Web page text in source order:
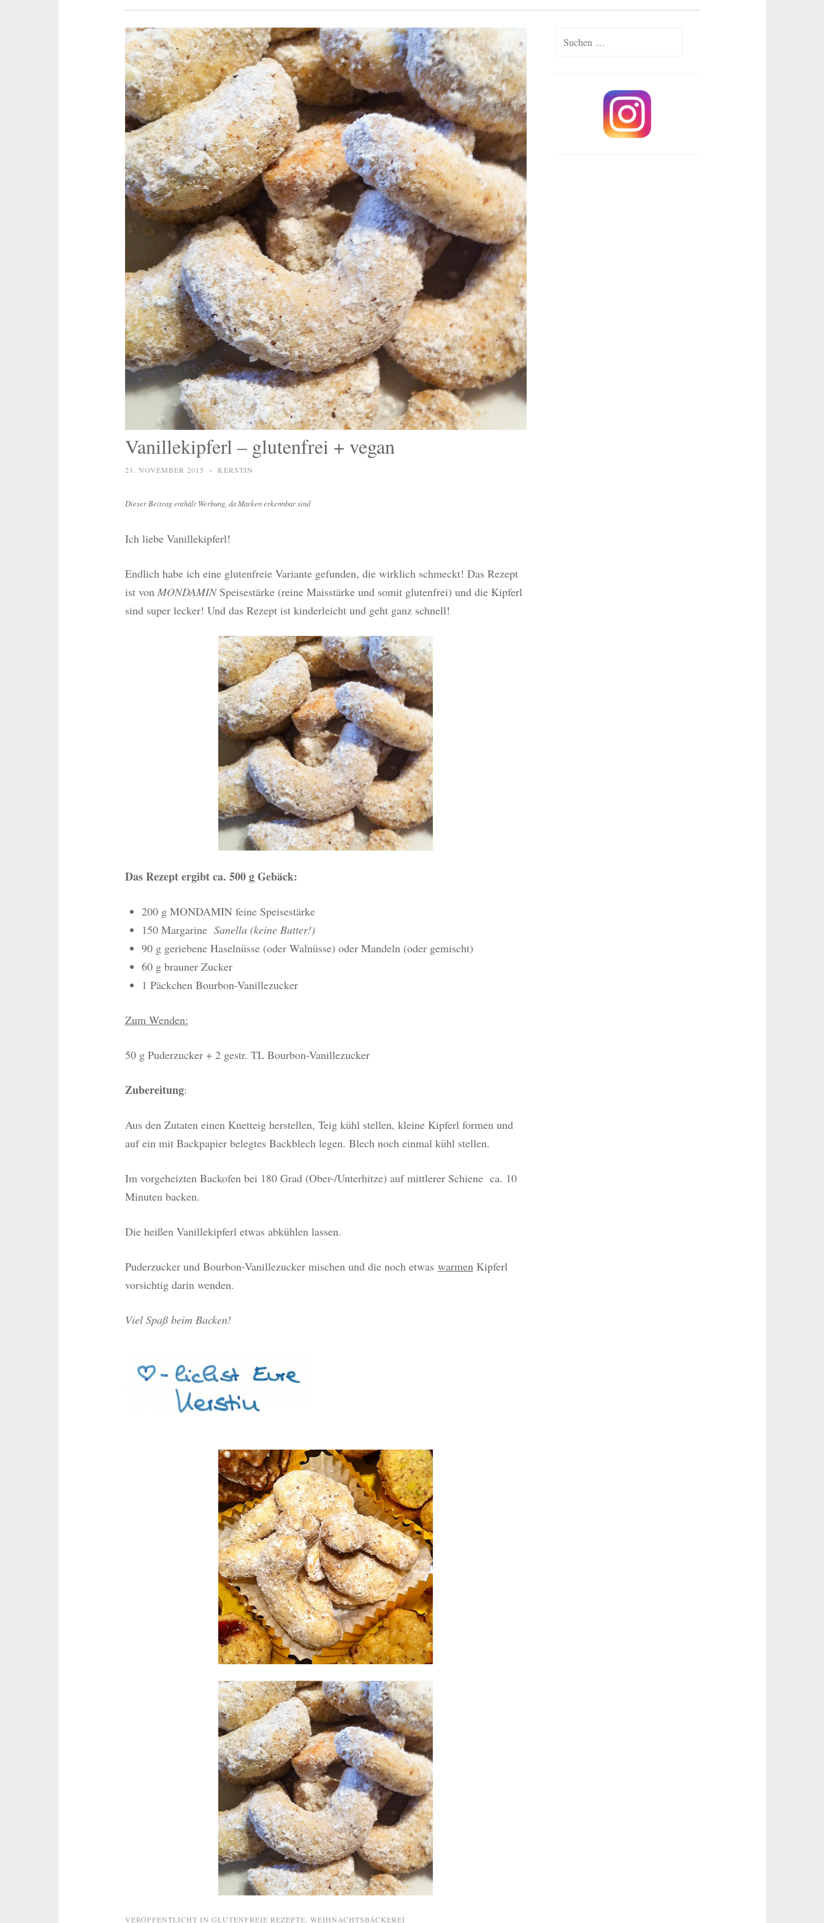
Vanillekipferl – glutenfrei + vegan
21. NOVEMBER 2015 ~ KERSTIN
Dieser Beitrag enthält Werbung, da Marken erkennbar sind
Ich liebe Vanillekipferl!
Endlich habe ich eine glutenfreie Variante gefunden, die wirklich schmeckt! Das Rezept
ist von MONDAMINSpeisestärke (reine Maisstärke und somit glutenfrei) und die Kipferl
sind super lecker! Und das Rezept ist kinderleicht und geht ganz schnell!
Das Rezept ergibt ca. 500 g Gebäck:
200 g MONDAMIN feine Speisestärke
150 Margarine Sanella (keine Butter!)
90 g geriebene Haselnüsse (oder Walnüsse) oder Mandeln (oder gemischt)
60 g brauner Zucker
1 Päckchen Bourbon-Vanillezucker
Zum Wenden:
50 g Puderzucker + 2 gestr. TL Bourbon-Vanillezucker
Zubereitung:
Aus den Zutaten einen Knetteig herstellen, Teig kühl stellen, kleine Kipferl formen und
auf ein mit Backpapier belegtes Backblech legen. Blech noch einmal kühl stellen.
Im vorgeheizten Backofen bei 180 Grad (Ober-/Unterhitze) auf mittlerer Schiene ca. 10
Minuten backen.
Die heißen Vanillekipferl etwas abkühlen lassen.
Puderzucker und Bourbon-Vanillezucker mischen und die noch etwas warmenKipferl
vorsichtig darin wenden.
Viel Spaß beim Backen!
VERÖFFENTLICHT IN GLUTENFREIE REZEPTE WEIHNACHTSBÄCKEREI
Suchen